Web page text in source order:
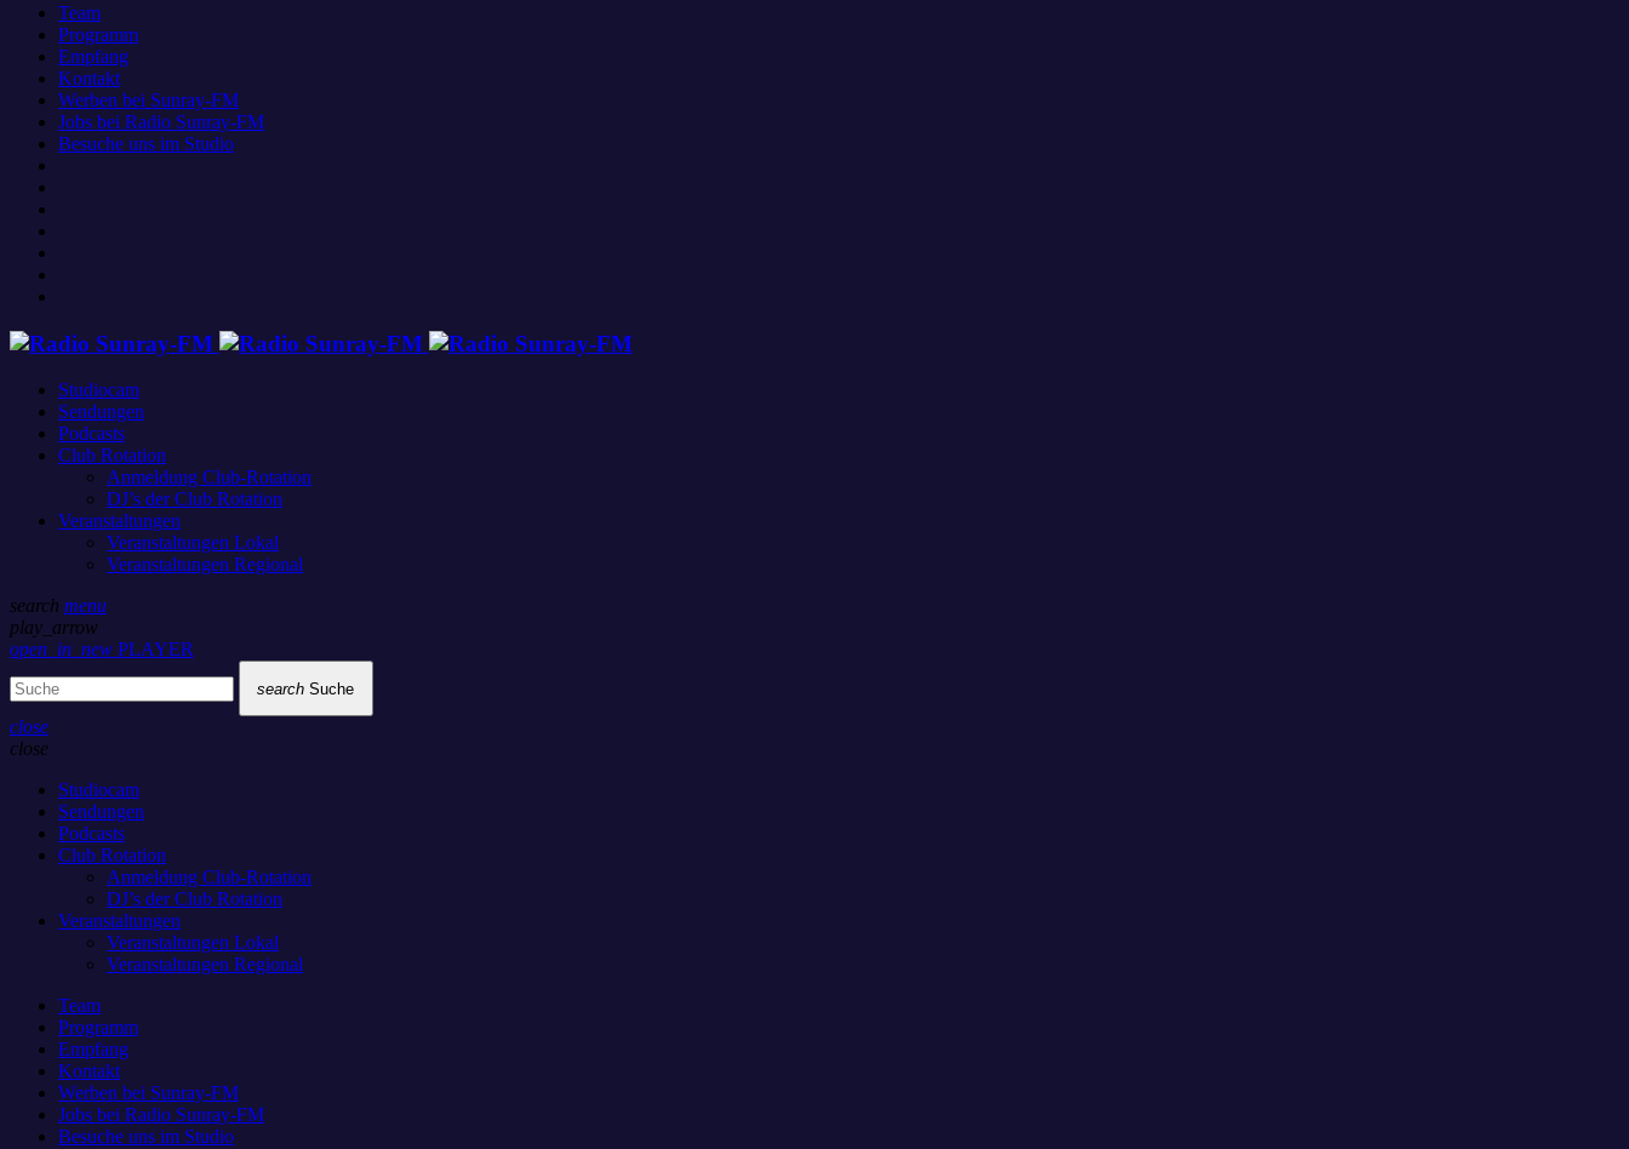
Team
Programm
Empfang
Kontakt
Werben bei Sunray-FM
Jobs bei Radio Sunray-FM
Besuche uns im Studio
Studiocam
Sendungen
Podcasts
Club Rotation
Anmeldung Club-Rotation
DJ’s der Club Rotation
Veranstaltungen
Veranstaltungen Lokal
Veranstaltungen Regional
search menu
play_arrow
open_in_new PLAYER
search Suche
close
close
Studiocam
Sendungen
Podcasts
Club Rotation
Anmeldung Club-Rotation
DJ’s der Club Rotation
Veranstaltungen
Veranstaltungen Lokal
Veranstaltungen Regional
Team
Programm
Empfang
Kontakt
Werben bei Sunray-FM
Jobs bei Radio Sunray-FM
Besuche uns im Studio